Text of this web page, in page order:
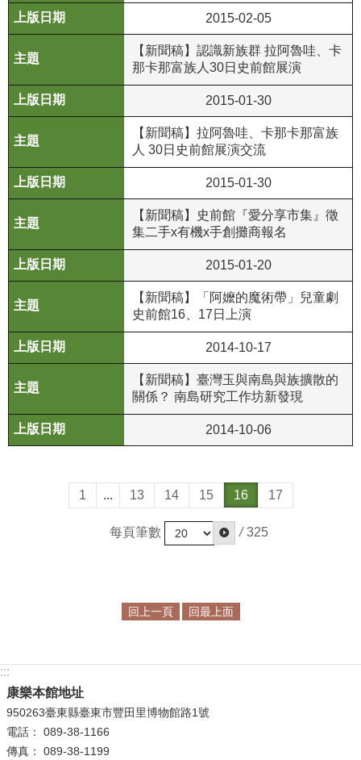
政
府
公
資
訊
2015-02-05
【新聞稿】認識新族群 拉阿魯哇、卡
那卡那富族人30日史前館展演
2015-01-30
【新聞稿】拉阿魯哇、卡那卡那富族
人 30日史前館展演交流
2015-01-30
【新聞稿】史前館『愛分享市集』徵
集二手x有機x手創攤商報名
2015-01-20
【新聞稿】「阿嬤的魔術帶」兒童劇
史前館16、17日上演
2014-10-17
【新聞稿】臺灣玉與南島與族擴散的
關係？ 南島研究工作坊新發現
2014-10-06
1 ... 13 14 15 16 17
每頁筆數 / 325
回上一頁 回最上面
:::
康樂本館地址
950263臺東縣臺東市豐田里博物館路1號
電話： 089-38-1166
傳真： 089-38-1199